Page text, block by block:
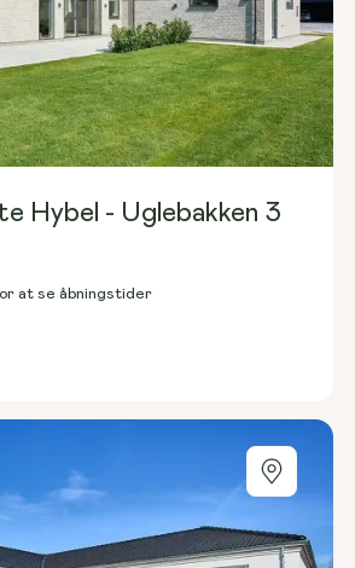
Hybel - Uglebakken 3
at se åbningstider